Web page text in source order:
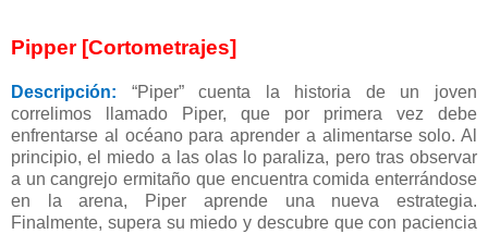
Pipper [Cortometrajes]
Descripción: “Piper” cuenta la historia de un joven
correlimos llamado Piper, que por primera vez debe
enfrentarse al océano para aprender a alimentarse solo. Al
principio, el miedo a las olas lo paraliza, pero tras observar
a un cangrejo ermitaño que encuentra comida enterrándose
en la arena, Piper aprende una nueva estrategia.
Finalmente, supera su miedo y descubre que con paciencia